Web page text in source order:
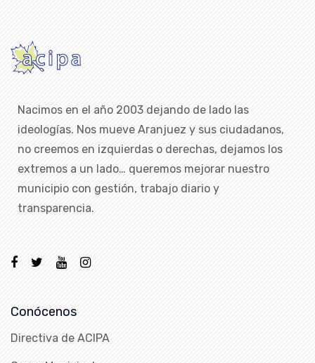
Nacimos en el año 2003 dejando de lado las
ideologías. Nos mueve Aranjuez y sus ciudadanos,
no creemos en izquierdas o derechas, dejamos los
extremos a un lado… queremos mejorar nuestro
municipio con gestión, trabajo diario y
transparencia.
Conócenos
Directiva de ACIPA